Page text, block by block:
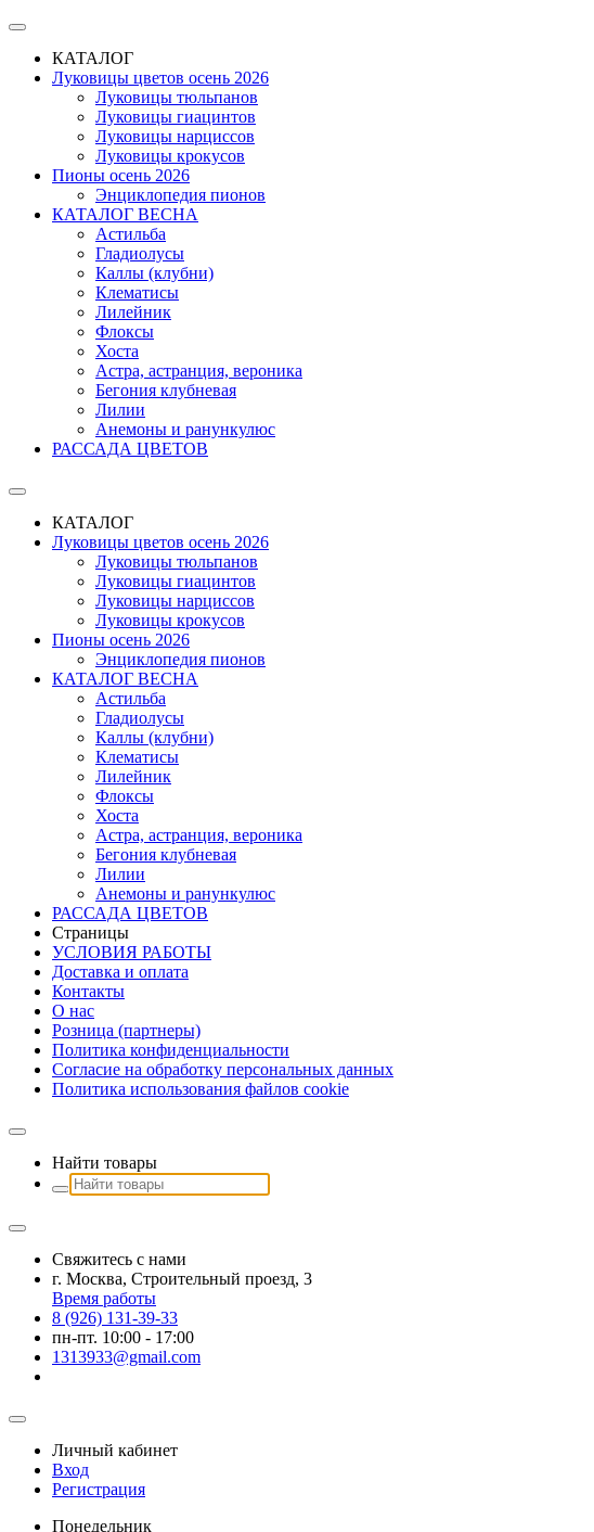
КАТАЛОГ
Луковицы цветов осень 2026
Луковицы тюльпанов
Луковицы гиацинтов
Луковицы нарциссов
Луковицы крокусов
Пионы осень 2026
Энциклопедия пионов
КАТАЛОГ ВЕСНА
Астильба
Гладиолусы
Каллы (клубни)
Клематисы
Лилейник
Флоксы
Хоста
Астра, астранция, вероника
Бегония клубневая
Лилии
Анемоны и ранункулюс
РАССАДА ЦВЕТОВ
КАТАЛОГ
Луковицы цветов осень 2026
Луковицы тюльпанов
Луковицы гиацинтов
Луковицы нарциссов
Луковицы крокусов
Пионы осень 2026
Энциклопедия пионов
КАТАЛОГ ВЕСНА
Астильба
Гладиолусы
Каллы (клубни)
Клематисы
Лилейник
Флоксы
Хоста
Астра, астранция, вероника
Бегония клубневая
Лилии
Анемоны и ранункулюс
РАССАДА ЦВЕТОВ
Страницы
УСЛОВИЯ РАБОТЫ
Доставка и оплата
Контакты
О наc
Розница (партнеры)
Политика конфиденциальности
Согласие на обработку персональных данных
Политика использования файлов сookie
Найти товары
Свяжитесь с нами
г. Москва, Строительный проезд, 3
Время работы
8 (926) 131-39-33
пн-пт. 10:00 - 17:00
1313933@gmail.com
Личный кабинет
Вход
Регистрация
Понедельник